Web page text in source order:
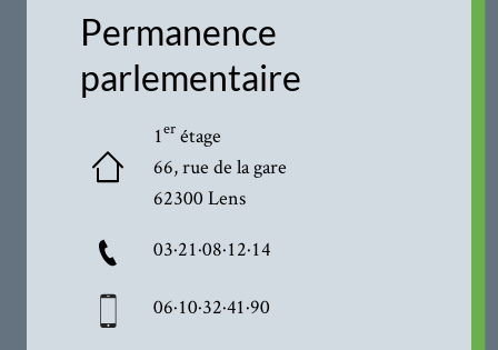
Permanence
parlementaire
1erétage
66, rue de la gare
62300 Lens
03·21·08·12·14
06·10·32·41·90